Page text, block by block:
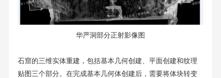
华严洞部分正射影像图
石窟的三维实体重建，包括基本几何创建、平面创建和纹理
贴图三个部分。在完成基本几何体创建后，需要将体块转变